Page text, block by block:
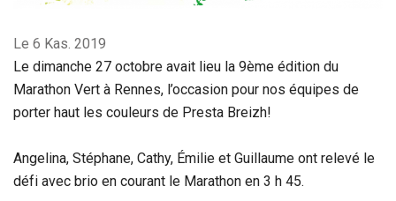
Le 6 Kas. 2019
Le dimanche 27 octobre avait lieu la 9ème édition du
Marathon Vert à Rennes, l’occasion pour nos équipes de
porter haut les couleurs de Presta Breizh!
Angelina, Stéphane, Cathy, Émilie et Guillaume ont relevé le
défi avec brio en courant le Marathon en 3 h 45.